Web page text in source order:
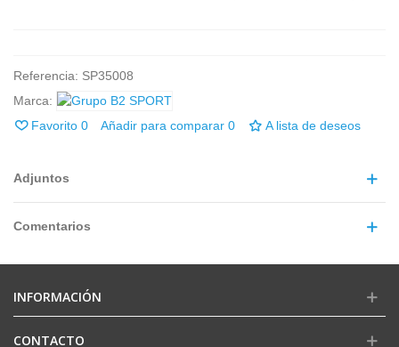
Referencia: SP35008
Marca:
Favorito 0 Añadir para comparar 0 A lista de deseos
Adjuntos
Comentarios
INFORMACIÓN
CONTACTO